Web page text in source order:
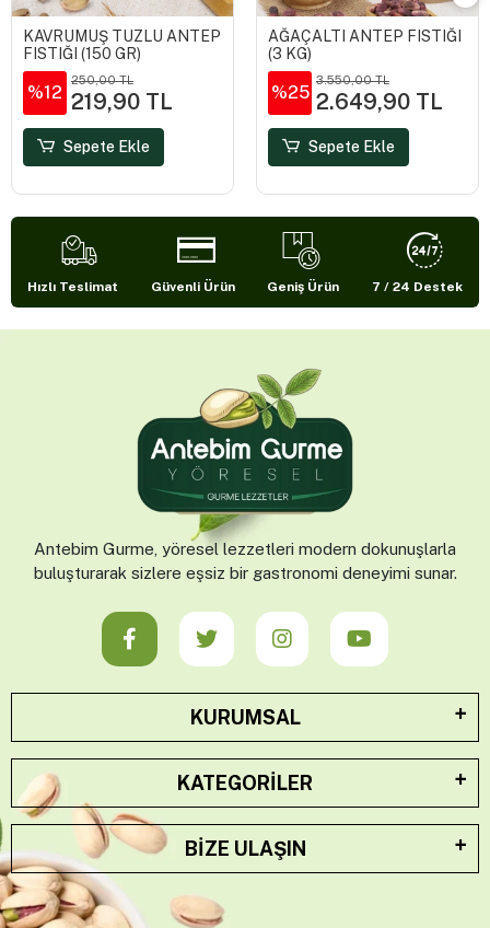
KAVRUMUŞ TUZLU ANTEP
FISTIĞI (150 GR)
%12
250,00 TL
219,90 TL
Sepete Ekle
AĞAÇALTI ANTEP FISTIĞI
(3 KG)
%25
3.550,00 TL
2.649,90 TL
Sepete Ekle
Hızlı Teslimat Güvenli Ürün Geniş Ürün 7 / 24 Destek
Antebim Gurme, yöresel lezzetleri modern dokunuşlarla
buluşturarak sizlere eşsiz bir gastronomi deneyimi sunar.
KURUMSAL
KATEGORILER
BIZE ULAŞIN